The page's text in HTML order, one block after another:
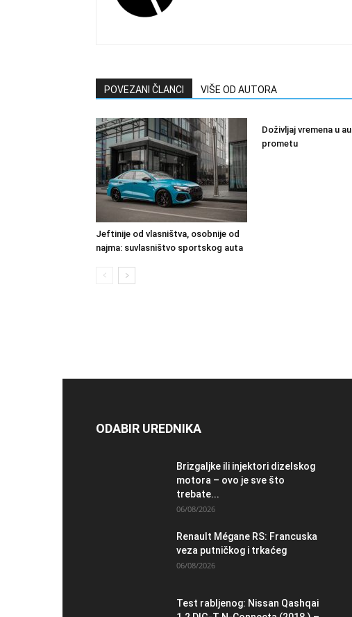
POVEZANI ČLANCI VIŠE OD AUTORA
Jeftinije od vlasništva, osobnije od
najma: suvlasništvo sportskog auta
Doživljaj vremena u
prometu
ODABIR UREDNIKA
Brizgaljke ili injektori dizelskog
motora – ovo je sve što
trebate...
06/08/2026
Renault Mégane RS: Francuska
veza putničkog i trkaćeg
06/08/2026
Test rabljenog: Nissan Qashqai